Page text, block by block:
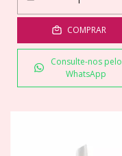
COMPRAR
Consulte-nos pelo
WhatsApp